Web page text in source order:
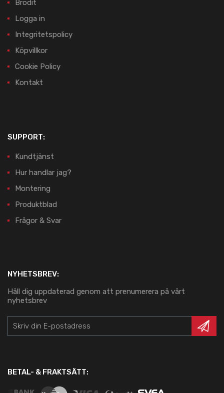
Brodit
Logga in
Integritetspolicy
Köpvillkor
Cookie Policy
Kontakt
SUPPORT:
Kundtjänst
Hur handlar jag?
Montering
Produktblad
Frågor & Svar
NYHETSBREV:
Håll dig uppdaterad genom att prenumerera på vårt
nyhetsbrev
BETAL- & FRAKTSÄTT: